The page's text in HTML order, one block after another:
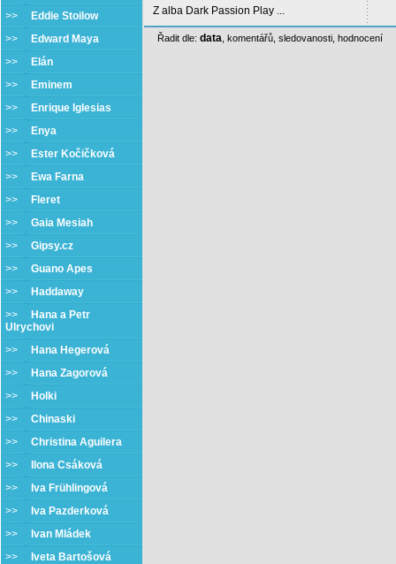
>>
Eddie Stoilow
>>
Edward Maya
>>
Elán
>>
Eminem
>>
Enrique Iglesias
>>
Enya
>>
Ester Kočičková
>>
Ewa Farna
>>
Fleret
>> Gaia Mesiah
>> Gipsy.cz
>> Guano Apes
>>
Haddaway
>>
Hana a Petr
Ulrychovi
>>
Hana Hegerová
>>
Hana Zagorová
>>
Holki
>> Chinaski
>> Christina Aguilera
>>
Ilona Csáková
>>
Iva Frühlingová
>>
Iva Pazderková
>>
Ivan Mládek
>>
Iveta Bartošová
Z alba Dark Passion Play ...
Řadit dle: data komentářů sledovanosti hodnocení